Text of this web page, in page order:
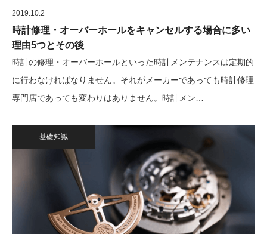
2019.10.2
時計修理・オーバーホールをキャンセルする場合に多い
理由5つとその後
時計の修理・オーバーホールといった時計メンテナンスは定期的
に行わなければなりません。それがメーカーであっても時計修理
専門店であっても変わりはありません。時計メン…
基礎知識